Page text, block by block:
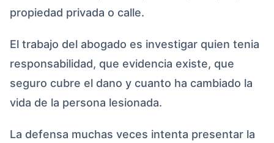
propiedad privada o calle.
El trabajo del abogado es investigar quien tenia
responsabilidad, que evidencia existe, que
seguro cubre el dano y cuanto ha cambiado la
vida de la persona lesionada.
La defensa muchas veces intenta presentar la